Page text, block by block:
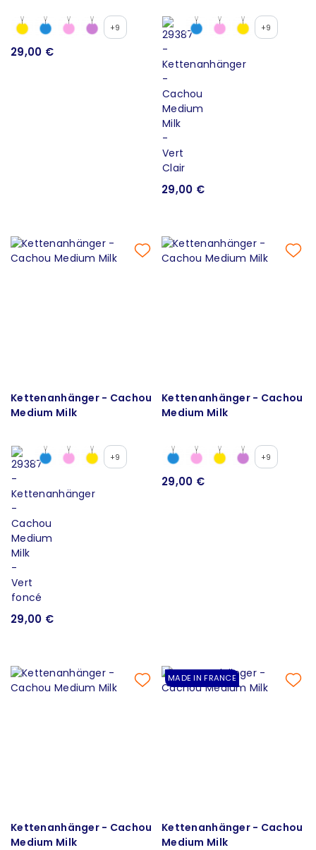
+9
29,00 €
+9
29,00 €
Kettenanhänger - Cachou
Medium Milk
+9
29,00 €
Kettenanhänger - Cachou
Medium Milk
+9
29,00 €
Kettenanhänger - Cachou
Medium Milk
MADE IN FRANCE
Kettenanhänger - Cachou
Medium Milk